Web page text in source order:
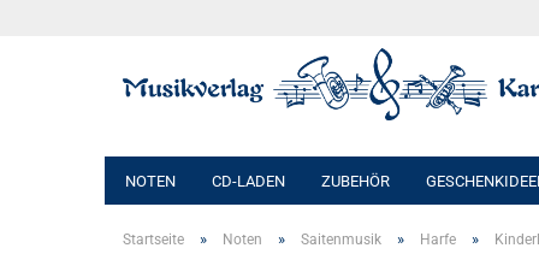
NOTEN CD-LADEN ZUBEHÖR
Startseite » Noten » Saitenmusik » Harfe »